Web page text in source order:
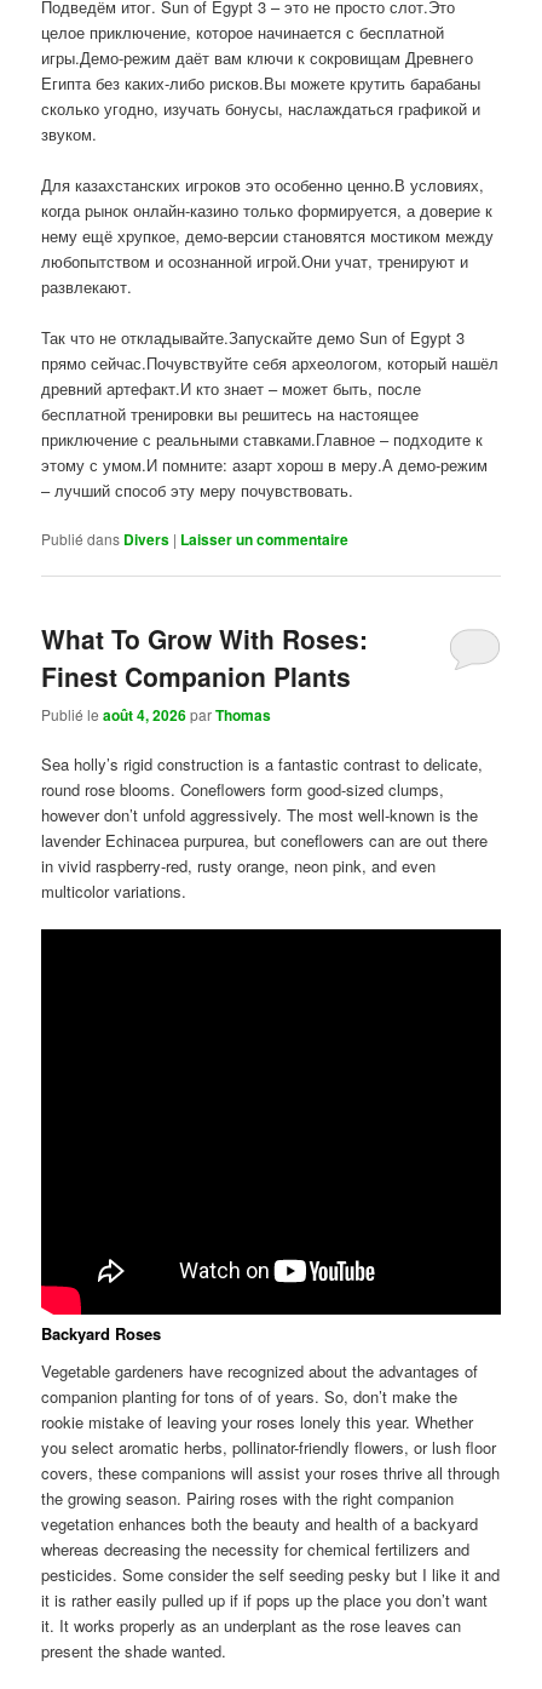
Подведём итог. Sun of Egypt 3 – это не просто слот.Это
целое приключение, которое начинается с бесплатной
игры.Демо-режим даёт вам ключи к сокровищам Древнего
Египта без каких-либо рисков.Вы можете крутить барабаны
сколько угодно, изучать бонусы, наслаждаться графикой и
звуком.
Для казахстанских игроков это особенно ценно.В условиях,
когда рынок онлайн-казино только формируется, а доверие к
нему ещё хрупкое, демо-версии становятся мостиком между
любопытством и осознанной игрой.Они учат, тренируют и
развлекают.
Так что не откладывайте.Запускайте демо Sun of Egypt 3
прямо сейчас.Почувствуйте себя археологом, который нашёл
древний артефакт.И кто знает – может быть, после
бесплатной тренировки вы решитесь на настоящее
приключение с реальными ставками.Главное – подходите к
этому с умом.И помните: азарт хорош в меру.А демо-режим
– лучший способ эту меру почувствовать.
Publié dans Divers | Laisser un commentaire
What To Grow With Roses:
Finest Companion Plants
Publié leaoût 4, 2026parThomas
Sea holly’s rigid construction is a fantastic contrast to delicate,
round rose blooms. Coneflowers form good-sized clumps,
however don’t unfold aggressively. The most well-known is the
lavender Echinacea purpurea, but coneflowers can are out there
in vivid raspberry-red, rusty orange, neon pink, and even
multicolor variations.
Backyard Roses
Vegetable gardeners have recognized about the advantages of
companion planting for tons of of years. So, don’t make the
rookie mistake of leaving your roses lonely this year. Whether
you select aromatic herbs, pollinator-friendly flowers, or lush floor
covers, these companions will assist your roses thrive all through
the growing season. Pairing roses with the right companion
vegetation enhances both the beauty and health of a backyard
whereas decreasing the necessity for chemical fertilizers and
pesticides. Some consider the self seeding pesky but I like it and
it is rather easily pulled up if if pops up the place you don’t want
it. It works properly as an underplant as the rose leaves can
present the shade wanted.